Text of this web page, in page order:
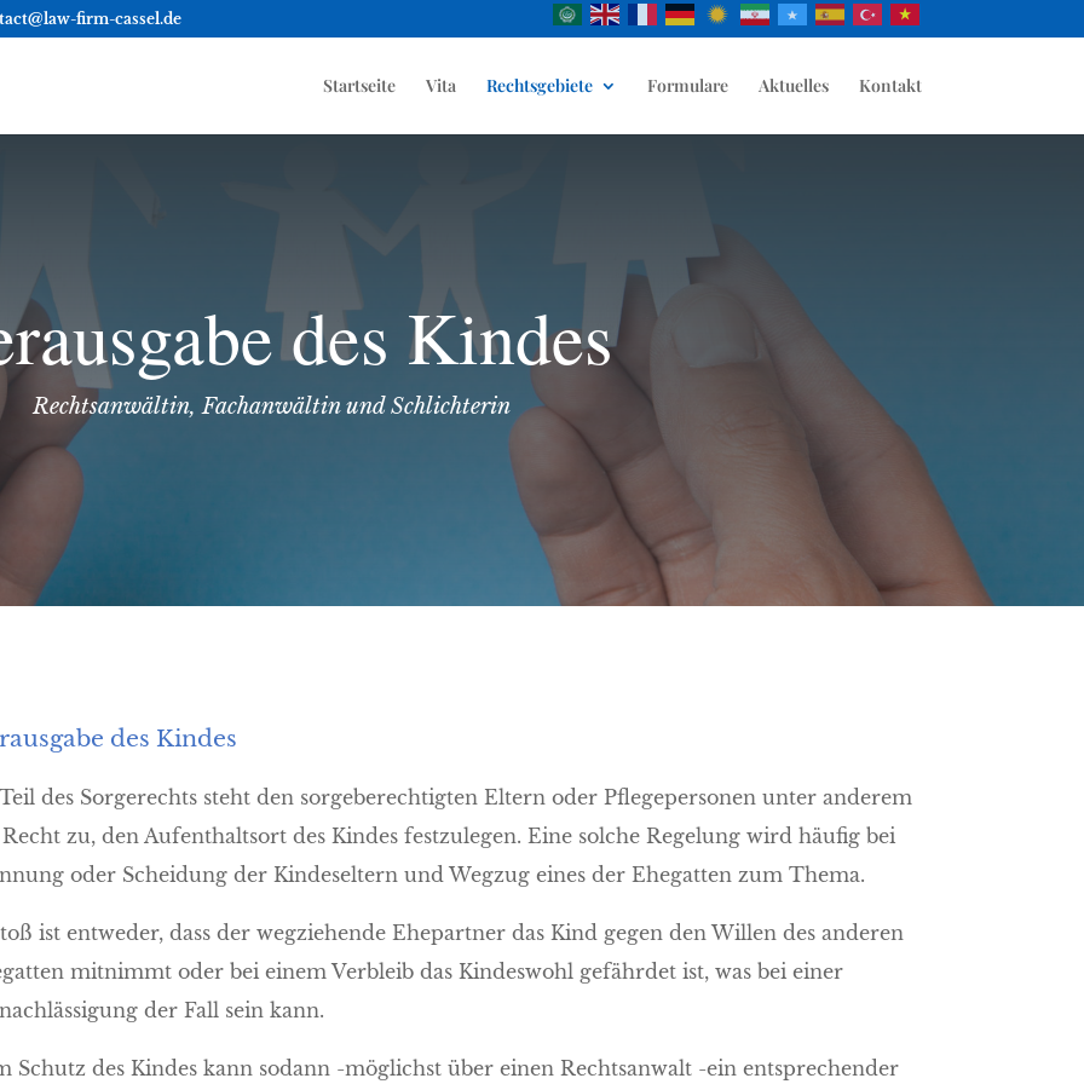
firm-cassel.de
Startseite Vita Rechtsgebiete Formulare Aktuelles Kontakt
des Kindes
Rechtsanwältin, Fachanwältin und Schlichterin
des Kindes
des Sorgerechts steht den sorgeberechtigten Eltern oder Pflegepersonen unter anderem
Recht zu, den Aufenthaltsort des Kindes festzulegen. Eine solche Regelung wird häufig bei
oder Scheidung der Kindeseltern und Wegzug eines der Ehegatten zum Thema.
ist entweder, dass der wegziehende Ehepartner das Kind gegen den Willen des anderen
mitnimmt oder bei einem Verbleib das Kindeswohl gefährdet ist, was bei einer
der Fall sein kann.
Schutz des Kindes kann sodann -möglichst über einen Rechtsanwalt -ein entsprechender